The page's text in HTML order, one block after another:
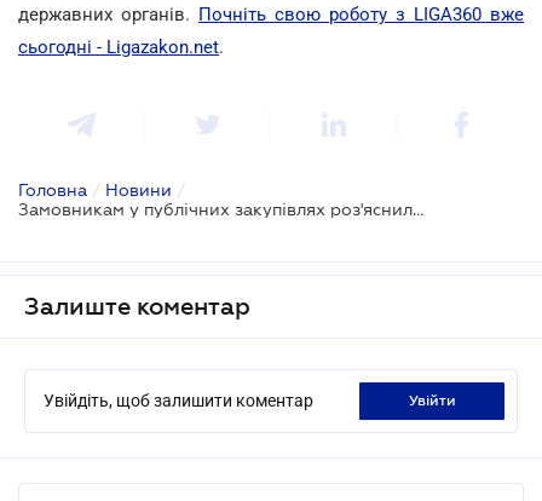
державних органів. Почніть свою роботу з LIGA360 вже
сьогодні - Ligazakon.net.
Головна / Новини /
Замовникам у публічних закупівлях роз'яснили правила екомаркування харчових продуктів
Залиште коментар
Увійдіть, щоб залишити коментар увійти